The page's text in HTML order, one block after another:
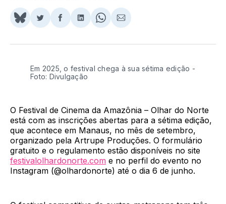
Share
BlueSky
Compartilhar
Twitter
Compartilhar
Facebook
Compartilhar
LinkedIn
Share
WhatsApp
Compartilhar
Email
Em 2025, o festival chega à sua sétima edição -
Foto: Divulgação
O Festival de Cinema da Amazônia – Olhar do Norte
está com as inscrições abertas para a sétima edição,
que acontece em Manaus, no mês de setembro,
organizado pela Artrupe Produções. O formulário
gratuito e o regulamento estão disponíveis no site
festivalolhardonorte.com e no perfil do evento no
Instagram (@olhardonorte) até o dia 6 de junho.